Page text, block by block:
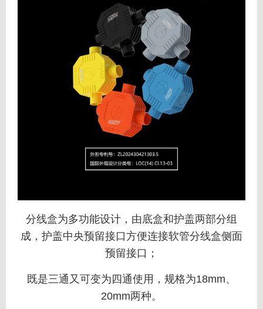
分线盒为多功能设计，由底盒和护盖两部分组
成，护盖中央预留接口方便连接软管分线盒侧面
预留接口；
既是三通又可变为四通使用，规格为18mm、
20mm两种。